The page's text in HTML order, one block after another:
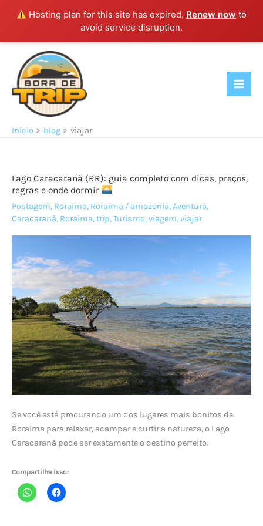
Hosting plan for this site has expired. Renew now to
avoid service disruption.
conteúdo
Início blog viajar
Lago Caracaranã (RR): guia completo com dicas, preços,
regras e onde dormir
Postagem, Roraima, Roraima / amazonia,Aventura,
Caracaranã, Roraima,trip,Turismo,viagem,viajar
Se você está procurando um dos lugares mais bonitos de
Roraima para relaxar, acampar e curtir a natureza, o Lago
Caracaranã pode ser exatamente o destino perfeito.
Compartilhe isso: